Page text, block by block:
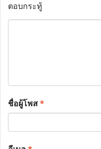
ตอบกระทู้
ชื่อผู้โพส*